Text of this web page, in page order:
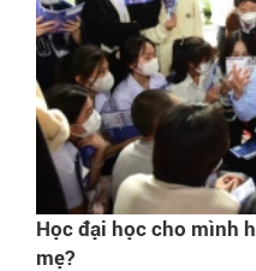
Học đại học cho mình
mẹ?